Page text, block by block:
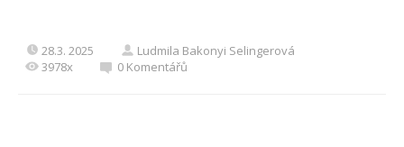
28.3. 2025
Ludmila Bakonyi Selingerová
3978x
0 Komentářů